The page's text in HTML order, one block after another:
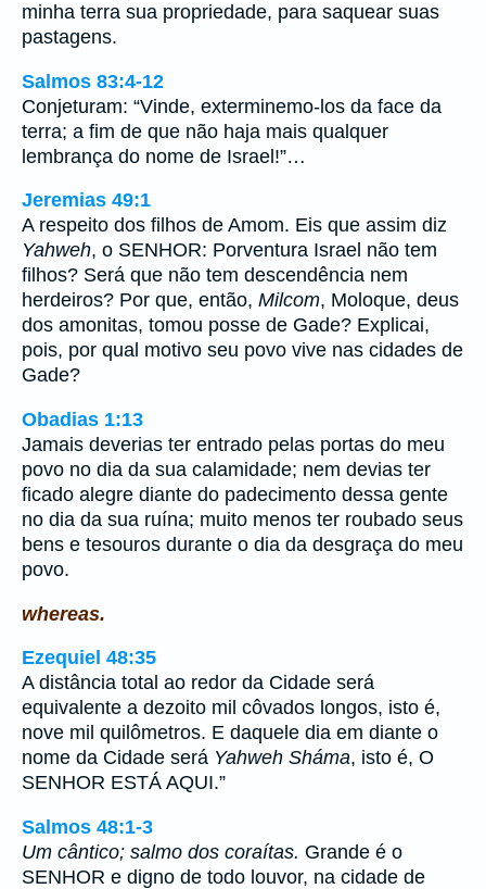
minha terra sua propriedade, para saquear suas
pastagens.
Salmos 83:4-12
Conjeturam: “Vinde, exterminemo-los da face da
terra; a fim de que não haja mais qualquer
lembrança do nome de Israel!”…
Jeremias 49:1
A respeito dos filhos de Amom. Eis que assim diz
Yahweh, o SENHOR: Porventura Israel não tem
filhos? Será que não tem descendência nem
herdeiros? Por que, então, Milcom, Moloque, deus
dos amonitas, tomou posse de Gade? Explicai,
pois, por qual motivo seu povo vive nas cidades de
Gade?
Obadias 1:13
Jamais deverias ter entrado pelas portas do meu
povo no dia da sua calamidade; nem devias ter
ficado alegre diante do padecimento dessa gente
no dia da sua ruína; muito menos ter roubado seus
bens e tesouros durante o dia da desgraça do meu
povo.
whereas.
Ezequiel 48:35
A distância total ao redor da Cidade será
equivalente a dezoito mil côvados longos, isto é,
nove mil quilômetros. E daquele dia em diante o
nome da Cidade será Yahweh Sháma, isto é, O
SENHOR ESTÁ AQUI.”
Salmos 48:1-3
Um cântico; salmo dos coraítas. Grande é o
SENHOR e digno de todo louvor, na cidade de